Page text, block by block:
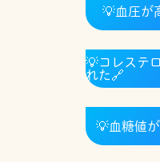
💡血圧が
💡コレステ
れた🔗
💡血糖値